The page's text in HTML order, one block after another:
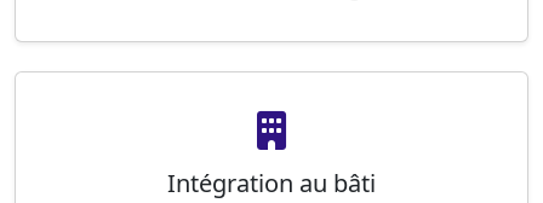
Intégration au bâti